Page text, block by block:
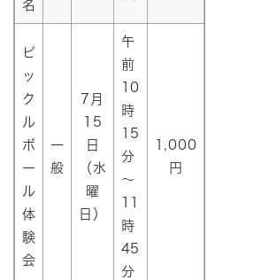
名
ピ
ッ
ク
ル
ボ
ー
ル
体
験
会
一
般
7月
15
日
（水
曜
日）
午
前
10
時
15
分
～
時
45
分
1,000
円